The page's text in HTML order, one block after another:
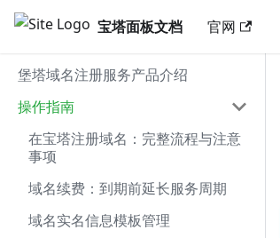
宝塔面板文档 官网
堡塔域名注册服务产品介绍
操作指南
在宝塔注册域名：完整流程与注意
事项
域名续费：到期前延长服务周期
域名实名信息模板管理